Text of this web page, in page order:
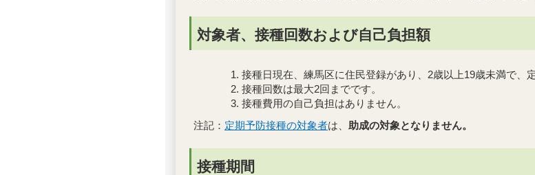
対象者、接種回数および自己負担額
接種日現在、練馬区に住民登録があり、2歳以上19歳未満で、
接種回数は最大2回までです。
接種費用の自己負担はありません。
注記： 定期予防接種の対象者は、 助成の対象となりません。
接種期間